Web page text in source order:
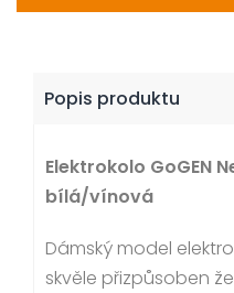
Popis produktu
Elektrokolo GoGEN
bílá/vínová
Dámský model
skvěle přizpůsoben